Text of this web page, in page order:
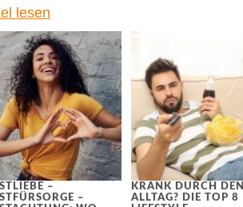
lesen
–
–
KRANK DURCH DEN
ALLTAG? DIE TOP 8